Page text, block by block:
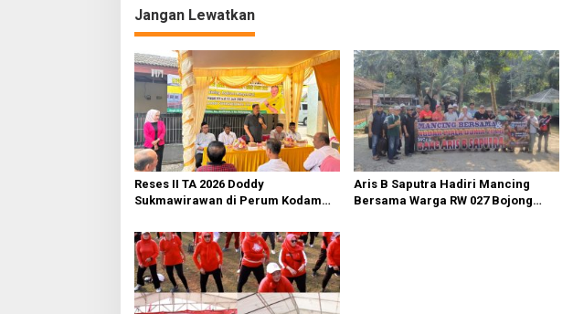
g
a
s
i
p
o
s
Jangan Lewatkan
Reses II TA 2026 Doddy
Sukmawirawan di Perum Kodam
Infrastruktur
Aris B Saputra Hadiri Mancing
Bersama Warga RW 027 Bojong